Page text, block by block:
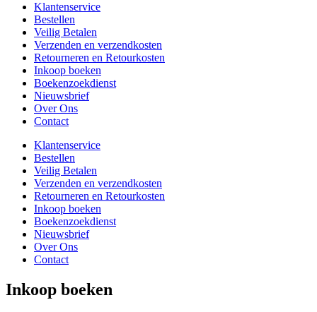
Klantenservice
Bestellen
Veilig Betalen
Verzenden en verzendkosten
Retourneren en Retourkosten
Inkoop boeken
Boekenzoekdienst
Nieuwsbrief
Over Ons
Contact
Klantenservice
Bestellen
Veilig Betalen
Verzenden en verzendkosten
Retourneren en Retourkosten
Inkoop boeken
Boekenzoekdienst
Nieuwsbrief
Over Ons
Contact
Inkoop boeken